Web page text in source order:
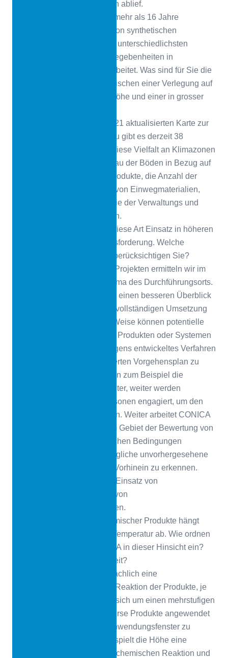
den Systemen und Produkten ablief.
Miguel, Sie haben mehr als 16 Jahre
Erfahrung in der Verlegung von synthetischen
Sportböden und haben unter unterschiedlichsten
klimatischen und örtlichen Gegebenheiten in
verschiedenen Ländern gearbeitet. Was sind für Sie die
wichtigsten Unterschiede zwischen einer Verlegung auf
Meereshöhe oder geringer Höhe und einer in grosser
Laut der 2021 aktualisierten Karte zur
Klimaklassifizierung von Peru gibt es derzeit 38
verschiedene Klimazonen. Diese Vielfalt an Klimazonen
bedeutet, dass sich der Einbau der Böden in Bezug auf
die Aushärtungszeiten der Produkte, die Anzahl der
Mitarbeiter, die Verwendung von Einwegmaterialien,
Maschinen und Geräten sowie der Verwaltungs und
Betriebskosten unterscheiden.
Als Installateur ist diese Art Einsatz in höheren
Lagen sicherlich eine Herausforderung. Welche
zusätzlichen Überlegungen berücksichtigen Sie?
Bei diesen Projekten ermitteln wir im
Voraus die Höhe und das Klima des Durchführungsorts.
Diese Analyse verschafft uns einen besseren Überblick
über die Risiken, die bei der vollständigen Umsetzung
auftreten können. Auf diese Weise können potentielle
Schäden an den installierten Produkten oder Systemen
vermieden werden. Unser eigens entwickeltes Verfahren
hilft uns dabei, einen detaillierten Vorgehensplan zu
verfolgen. Wir berücksichtigen zum Beispiel die
Akklimatisierung der Mitarbeiter, weiter werden
zusätzlich einheimische Personen engagiert, um den
Höhennachteil auszugleichen. Weiter arbeitet CONICA
mit lokalen Experten auf dem Gebiet der Bewertung von
Veränderungen von klimatischen Bedingungen
zusammen. Das hilft uns, mögliche unvorhergesehene
Wetterveränderungen zu im Vorhinein zu erkennen.
Dies wird ergänzt durch den Einsatz von
Wettervorhersagen mit Hilfe von
Geolokalisierungsprogrammen.
Das Verhalten chemischer Produkte hängt
auch von der Höhe und der Temperatur ab. Wie ordnen
Sie die Produkte von CONICA in dieser Hinsicht ein?
Erleichtern sie Ihnen die Arbeit?
Es gibt tatsächlich eine
unterschiedliche chemische Reaktion der Produkte, je
nach Klimazone. Es handelt sich um einen mehrstufigen
Einbauprozess, bei dem diverse Produkte angewendet
werden und verschiedene Anwendungsfenster zu
berücksichtigen sind. Dabei spielt die Höhe eine
entscheidende Rolle bei der chemischen Reaktion und